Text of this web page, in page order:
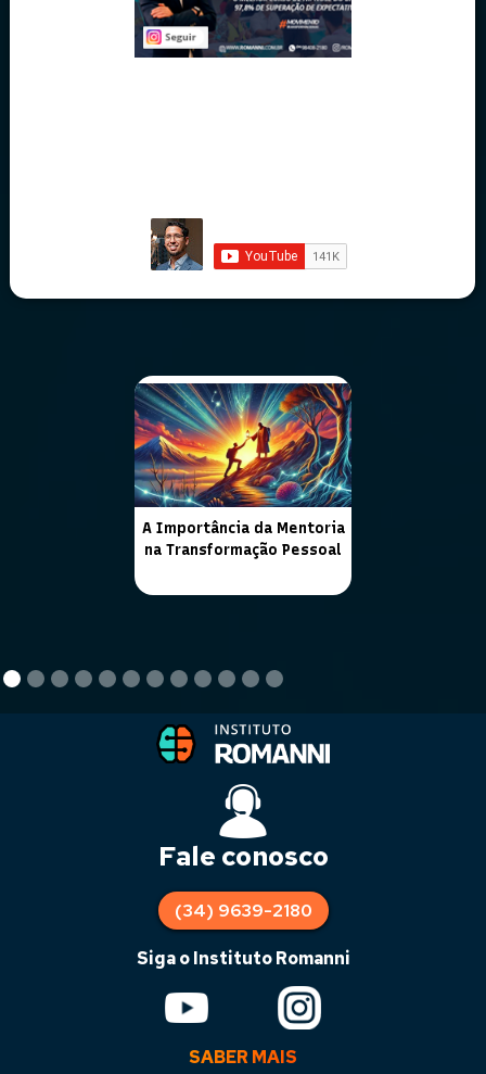
A Importância da Mentoria
na Transformação Pessoal
Fale conosco
(34) 9639-2180
Siga o Instituto Romanni
SABER MAIS